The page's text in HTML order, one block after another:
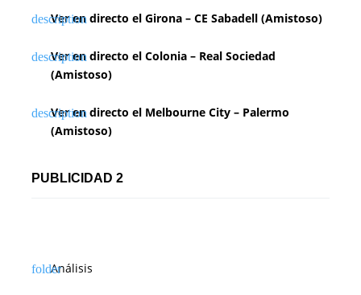
Ver en directo el Girona – CE Sabadell (Amistoso)
Ver en directo el Colonia – Real Sociedad
(Amistoso)
Ver en directo el Melbourne City – Palermo
(Amistoso)
PUBLICIDAD 2
Análisis